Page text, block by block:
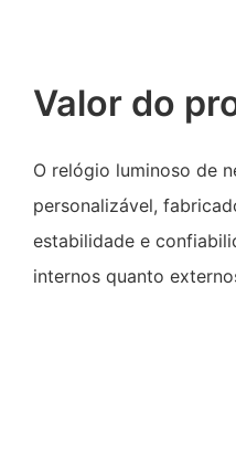
Valor do
O relógio luminoso de
personalizável,
estabilidade e
internos quanto